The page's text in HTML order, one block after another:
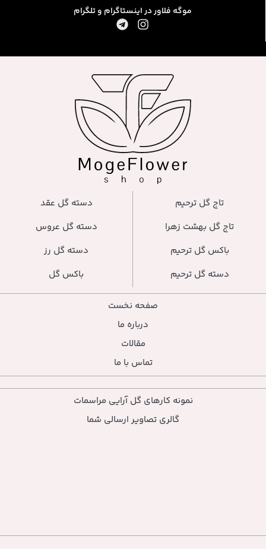
موگه فلاور در اینستاگرام و تلگرام
تاج گل ترحیم
تاج گل بهشت زهرا
باکس گل ترحیم
دسته گل ترحیم
دسته گل عقد
دسته گل عروس
دسته گل رز
باکس گل
صفحه نخست
درباره ما
مقالات
تماس با ما
نمونه کارهای گل آرایی مراسمات
گالری تصاویر ارسالی شما